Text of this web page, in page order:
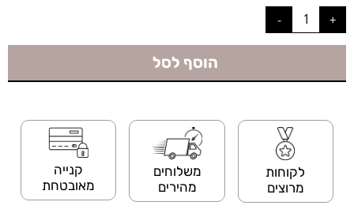
הוסף לסל
לקוחות
מרוצים
משלוחים
מהירים
קנייה
מאובטחת